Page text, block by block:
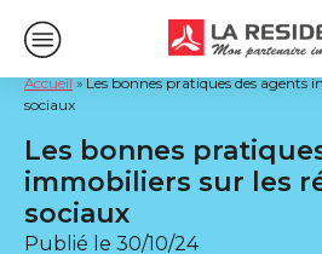
Accueil»Les bonnes pratiques des agents
sociaux
Les bonnes
immobiliers sur les
sociaux
Publié le 30/10/24